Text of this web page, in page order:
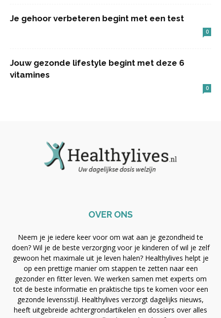
Je gehoor verbeteren begint met een test
0
Jouw gezonde lifestyle begint met deze 6
vitamines
0
OVER ONS
Neem je je iedere keer voor om wat aan je gezondheid te
doen? Wil je de beste verzorging voor je kinderen of wil je zelf
gewoon het maximale uit je leven halen? Healthylives helpt je
op een prettige manier om stappen te zetten naar een
gezonder en fitter leven. We werken samen met experts om
tot de beste informatie en praktische tips te komen voor een
gezonde levensstijl. Healthylives verzorgt dagelijks nieuws,
heeft uitgebreide achtergrondartikelen en dossiers over alles